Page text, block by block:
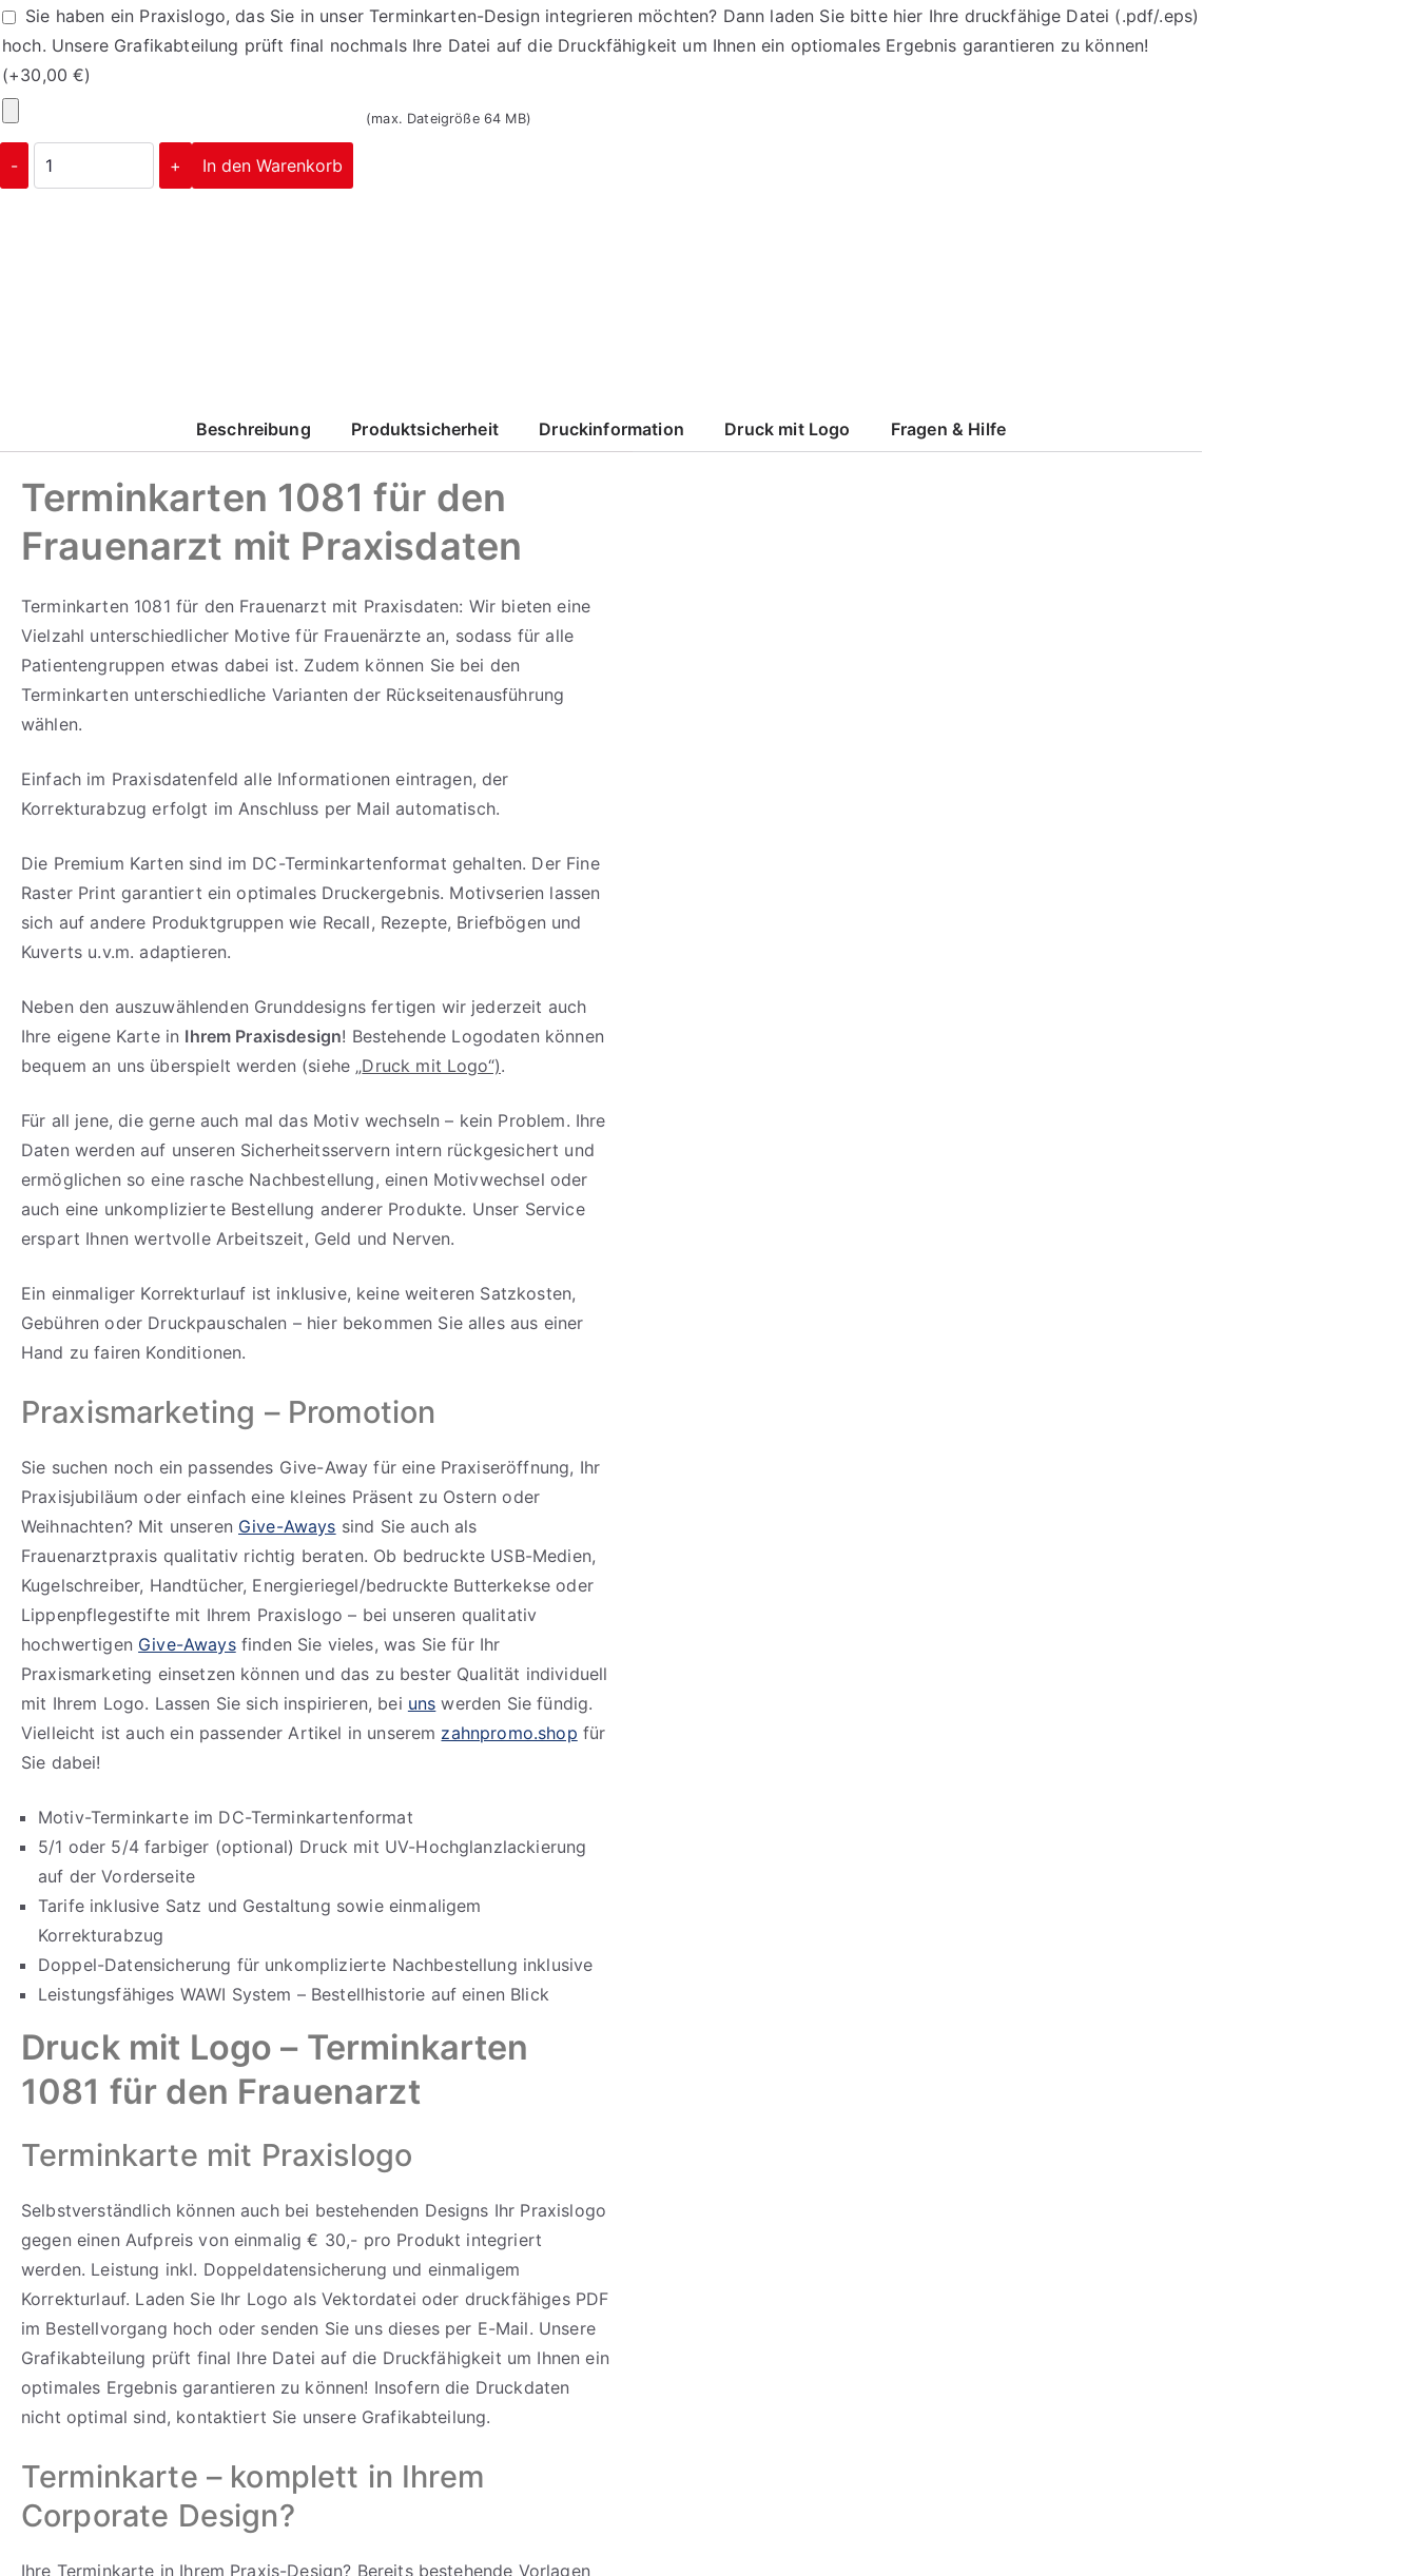
einSie haben ein Praxislogo, das Sie in unser Terminkarten-Design integrieren möchten? Dann laden Sie bitte hier Ihre druckfähige Datei (.pdf/.eps)
hoch. Unsere Grafikabteilung prüft final nochmals Ihre Datei auf die Druckfähigkeit um Ihnen ein optiomales Ergebnis garantieren zu können!
(+30,00€)
Logo
(max. Dateigröße 64 MB)
-
Terminkarten
1081
+ In den Warenkorb
Corporate Design
mehr erfahren
Beschreibung Produktsicherheit Druckinformation Druck mit Logo Fragen & Hilfe
Terminkarten 1081 für den
Frauenarzt mit Praxisdaten
Terminkarten 1081 für den Frauenarzt mit Praxisdaten: Wir bieten eine
Vielzahl unterschiedlicher Motive für Frauenärzte an, sodass für alle
Patientengruppen etwas dabei ist. Zudem können Sie bei den
Terminkarten unterschiedliche Varianten der Rückseitenausführung
wählen.
Einfach im Praxisdatenfeld alle Informationen eintragen, der
Korrekturabzug erfolgt im Anschluss per Mail automatisch.
Die Premium Karten sind im DC-Terminkartenformat gehalten. Der Fine
Raster Print garantiert ein optimales Druckergebnis. Motivserien lassen
sich auf andere Produktgruppen wie Recall, Rezepte, Briefbögen und
Kuverts u.v.m. adaptieren.
Neben den auszuwählenden Grunddesigns fertigen wir jederzeit auch
Ihre eigene Karte in Ihrem Praxisdesign! Bestehende Logodaten können
bequem an uns überspielt werden (siehe „Druck mit Logo“).
Für all jene, die gerne auch mal das Motiv wechseln – kein Problem. Ihre
Daten werden auf unseren Sicherheitsservern intern rückgesichert und
ermöglichen so eine rasche Nachbestellung, einen Motivwechsel oder
auch eine unkomplizierte Bestellung anderer Produkte. Unser Service
erspart Ihnen wertvolle Arbeitszeit, Geld und Nerven.
Ein einmaliger Korrekturlauf ist inklusive, keine weiteren Satzkosten,
Gebühren oder Druckpauschalen – hier bekommen Sie alles aus einer
Hand zu fairen Konditionen.
Praxismarketing – Promotion
Sie suchen noch ein passendes Give-Away für eine Praxiseröffnung, Ihr
Praxisjubiläum oder einfach eine kleines Präsent zu Ostern oder
Weihnachten? Mit unseren Give-Aways sind Sie auch als
Frauenarztpraxis qualitativ richtig beraten. Ob bedruckte USB-Medien,
Kugelschreiber, Handtücher, Energieriegel/bedruckte Butterkekse oder
Lippenpflegestifte mit Ihrem Praxislogo – bei unseren qualitativ
hochwertigen Give-Awaysfinden Sie vieles, was Sie für Ihr
Praxismarketing einsetzen können und das zu bester Qualität individuell
mit Ihrem Logo. Lassen Sie sich inspirieren, bei uns werden Sie fündig.
Vielleicht ist auch ein passender Artikel in unserem zahnpromo.shop für
Sie dabei!
Motiv-Terminkarte im DC-Terminkartenformat
5/1 oder 5/4 farbiger (optional) Druck mit UV-Hochglanzlackierung
auf der Vorderseite
Tarife inklusive Satz und Gestaltung sowie einmaligem
Korrekturabzug
Doppel-Datensicherung für unkomplizierte Nachbestellung inklusive
Leistungsfähiges WAWI System – Bestellhistorie auf einen Blick
Druck mit Logo – Terminkarten
1081 für den Frauenarzt
Terminkarte mit Praxislogo
Selbstverständlich können auch bei bestehenden Designs Ihr Praxislogo
gegen einen Aufpreis von einmalig € 30,- pro Produkt integriert
werden. Leistung inkl. Doppeldatensicherung und einmaligem
Korrekturlauf. Laden Sie Ihr Logo als Vektordatei oder druckfähiges PDF
im Bestellvorgang hoch oder senden Sie uns dieses per E-Mail. Unsere
Grafikabteilung prüft final Ihre Datei auf die Druckfähigkeit um Ihnen ein
optimales Ergebnis garantieren zu können! Insofern die Druckdaten
nicht optimal sind, kontaktiert Sie unsere Grafikabteilung.
Terminkarte – komplett in Ihrem
Corporate Design?
Ihre Terminkarte in Ihrem Praxis-Design? Bereits bestehende Vorlagen